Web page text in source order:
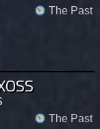
The Past
The Past